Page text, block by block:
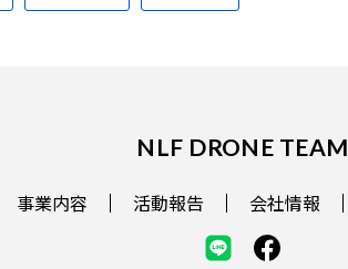
NLF DRONE TEAM
事業内容 活動報告 会社情報